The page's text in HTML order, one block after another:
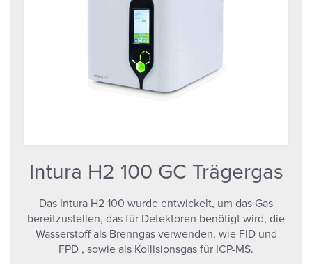
Intura H2 100 GC Trägergas
Das Intura H2 100 wurde entwickelt, um das Gas
bereitzustellen, das für Detektoren benötigt wird, die
Wasserstoff als Brenngas verwenden, wie FID und
FPD , sowie als Kollisionsgas für ICP-MS.